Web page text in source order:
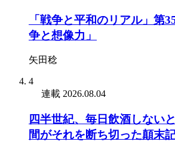
「戦争と平和のリアル」
争と想像力」
矢田稔
4
連載 2026.08.04
四半世紀、毎日飲酒しない
間がそれを断ち切った顛末